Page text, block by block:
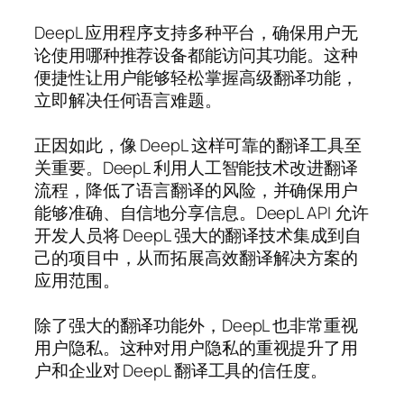
DeepL 应用程序支持多种平台，确保用户无
论使用哪种推荐设备都能访问其功能。这种
便捷性让用户能够轻松掌握高级翻译功能，
立即解决任何语言难题。
正因如此，像 DeepL 这样可靠的翻译工具至
关重要。DeepL 利用人工智能技术改进翻译
流程，降低了语言翻译的风险，并确保用户
能够准确、自信地分享信息。DeepL API 允许
开发人员将 DeepL 强大的翻译技术集成到自
己的项目中，从而拓展高效翻译解决方案的
应用范围。
除了强大的翻译功能外，DeepL 也非常重视
用户隐私。这种对用户隐私的重视提升了用
户和企业对 DeepL 翻译工具的信任度。